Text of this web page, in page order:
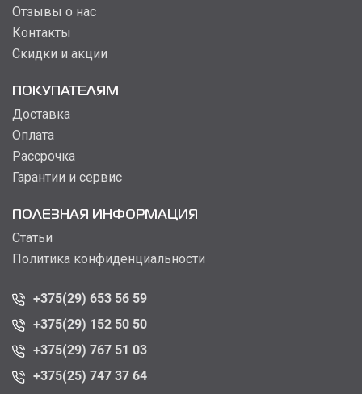
Отзывы о нас
Контакты
Скидки и акции
ПОКУПАТЕЛЯМ
Доставка
Оплата
Рассрочка
Гарантии и сервис
ПОЛЕЗНАЯ ИНФОРМАЦИЯ
Статьи
Политика конфиденциальности
+375(29) 653 56 59
+375(29) 152 50 50
+375(29) 767 51 03
+375(25) 747 37 64